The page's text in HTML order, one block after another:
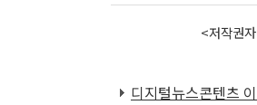
<저작권
디지털뉴스콘텐츠